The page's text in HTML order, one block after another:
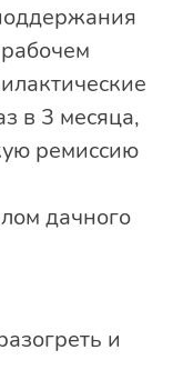
в 3 месяца,
ремиссию
дачного
и